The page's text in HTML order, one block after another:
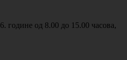
године од 8.00 до 15.00 часова,